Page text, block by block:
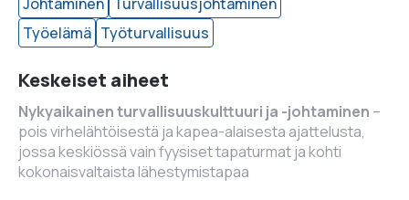
Työelämä Työturvallisuus
Keskeiset aiheet
Nykyaikainen turvallisuuskulttuuri ja -johtaminen –
pois virhelähtöisestä ja kapea-alaisesta ajattelusta,
jossa keskiössä vain fyysiset tapaturmat ja kohti
kokonaisvaltaista lähestymistapaa